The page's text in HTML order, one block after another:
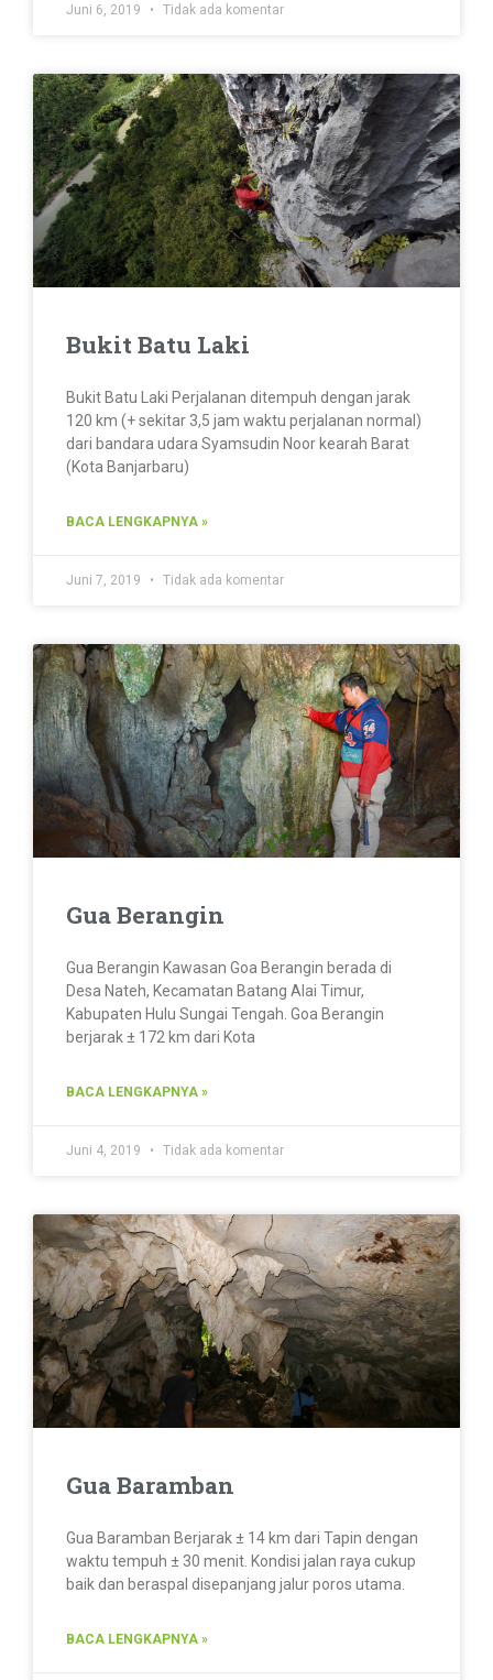
Juni 6, 2019 Tidak ada komentar
Bukit Batu Laki
Bukit Batu Laki Perjalanan ditempuh dengan jarak
120 km (+ sekitar 3,5 jam waktu perjalanan normal)
dari bandara udara Syamsudin Noor kearah Barat
(Kota Banjarbaru)
BACA LENGKAPNYA »
Juni 7, 2019 Tidak ada komentar
Gua Berangin
Gua Berangin Kawasan Goa Berangin berada di
Desa Nateh, Kecamatan Batang Alai Timur,
Kabupaten Hulu Sungai Tengah. Goa Berangin
berjarak ± 172 km dari Kota
BACA LENGKAPNYA »
Juni 4, 2019 Tidak ada komentar
Gua Baramban
Gua Baramban Berjarak ± 14 km dari Tapin dengan
waktu tempuh ± 30 menit. Kondisi jalan raya cukup
baik dan beraspal disepanjang jalur poros utama.
BACA LENGKAPNYA »